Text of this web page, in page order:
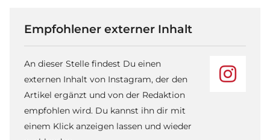
Empfohlener externer Inhalt
An dieser Stelle findest Du einen
externen Inhalt von Instagram, der den
Artikel ergänzt und von der Redaktion
empfohlen wird. Du kannst ihn dir mit
einem Klick anzeigen lassen und wieder